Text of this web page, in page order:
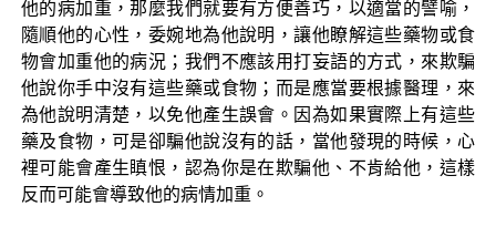
他的病加重，那麼我們就要有方便善巧，以適當的譬喻，
隨順他的心性，委婉地為他說明，讓他瞭解這些藥物或食
物會加重他的病況；我們不應該用打妄語的方式，來欺騙
他說你手中沒有這些藥或食物；而是應當要根據醫理，來
為他說明清楚，以免他產生誤會。因為如果實際上有這些
藥及食物，可是卻騙他說沒有的話，當他發現的時候，心
裡可能會產生瞋恨，認為你是在欺騙他、不肯給他，這樣
反而可能會導致他的病情加重。